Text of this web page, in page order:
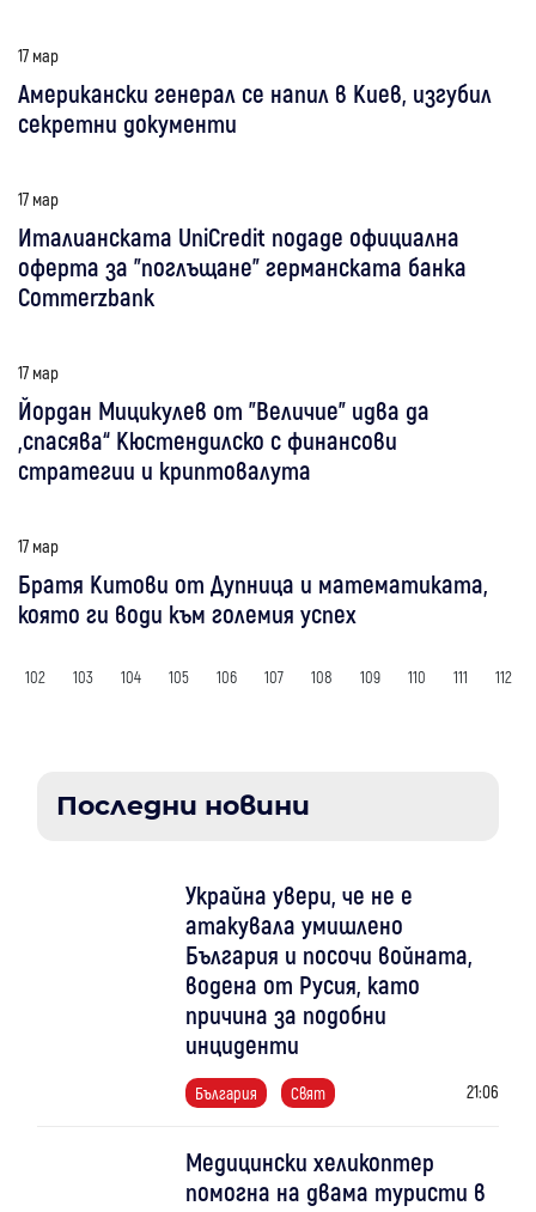
17 мар
Американски генерал се напил в Киев, изгубил
секретни документи
17 мар
Италианската UniCredit подаде официална
оферта за "поглъщане" германската банка
Commerzbank
17 мар
Йордан Мицикулев от "Величие" идва да
„спасява“ Кюстендилско с финансови
стратегии и криптовалута
17 мар
Братя Китови от Дупница и математиката,
която ги води към големия успех
102 103 104 105 106 107 108 109 110 111 112
Последни новини
Украйна увери, че не е
атакувала умишлено
България и посочи войната,
водена от Русия, като
причина за подобни
инциденти
България Свят 21:06
Медицински хеликоптер
помогна на двама туристи в